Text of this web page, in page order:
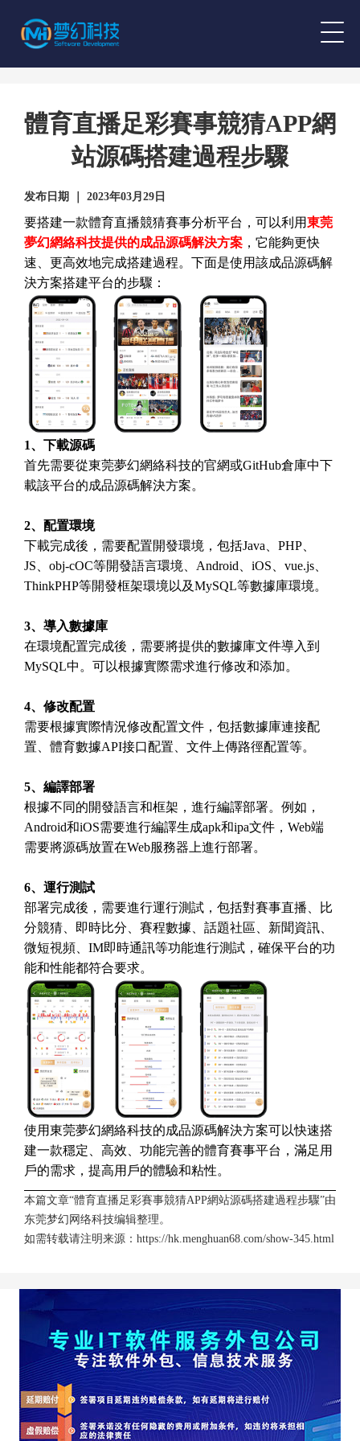
體育直播足彩賽事競猜APP網
站源碼搭建過程步驟
发布日期 ｜ 2023年03月29日
要搭建一款體育直播競猜賽事分析平台，可以利用東莞
夢幻網絡科技提供的成品源碼解決方案 ，它能夠更快
速、更高效地完成搭建過程。下面是使用該成品源碼解
決方案搭建平台的步驟：
1、下載源碼
首先需要從東莞夢幻網絡科技的官網或GitHub倉庫中下
載該平台的成品源碼解決方案。
2、配置環境
下載完成後，需要配置開發環境，包括Java、PHP、
JS、obj-cOC等開發語言環境、Android、iOS、vue.js、
ThinkPHP等開發框架環境以及MySQL等數據庫環境。
3、導入數據庫
在環境配置完成後，需要將提供的數據庫文件導入到
MySQL中。可以根據實際需求進行修改和添加。
4、修改配置
需要根據實際情況修改配置文件，包括數據庫連接配
置、體育數據API接口配置、文件上傳路徑配置等。
5、編譯部署
根據不同的開發語言和框架，進行編譯部署。例如，
Android和iOS需要進行編譯生成apk和ipa文件，Web端
需要將源碼放置在Web服務器上進行部署。
6、運行測試
部署完成後，需要進行運行測試，包括對賽事直播、比
分競猜、即時比分、賽程數據、話題社區、新聞資訊、
微短視頻、IM即時通訊等功能進行測試，確保平台的功
能和性能都符合要求。
使用東莞夢幻網絡科技的成品源碼解決方案可以快速搭
建一款穩定、高效、功能完善的體育賽事平台，滿足用
戶的需求，提高用戶的體驗和粘性。
本篇文章“體育直播足彩賽事競猜APP網站源碼搭建過程步驟”由
东莞梦幻网络科技编辑整理。
如需转载请注明来源： https://hk.menghuan68.com/show-345.html